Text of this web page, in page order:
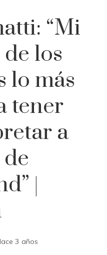
“Mi
los
lo más
tener
a
|
3 años